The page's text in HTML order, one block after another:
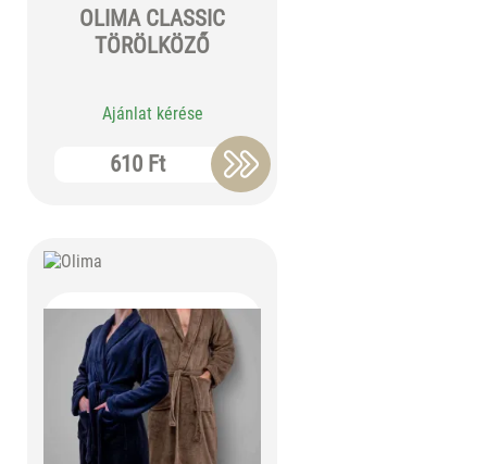
OLIMA CLASSIC
TÖRÖLKÖZŐ
Ajánlat kérése
610 Ft